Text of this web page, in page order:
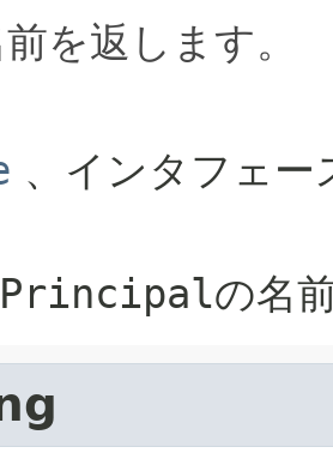
を返します。
、インタフェ
の名